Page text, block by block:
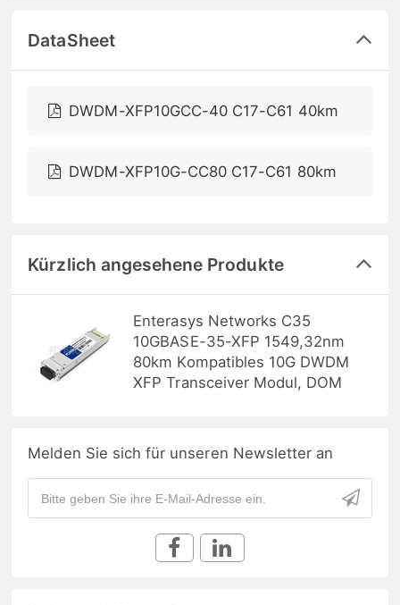
DataSheet
DWDM-XFP10GCC-40 C17-C61 40km
DWDM-XFP10G-CC80 C17-C61 80km
Kürzlich angesehene Produkte
Enterasys Networks C35
10GBASE-35-XFP 1549,32nm
80km Kompatibles 10G DWDM
XFP Transceiver Modul, DOM
Melden Sie sich für unseren Newsletter an